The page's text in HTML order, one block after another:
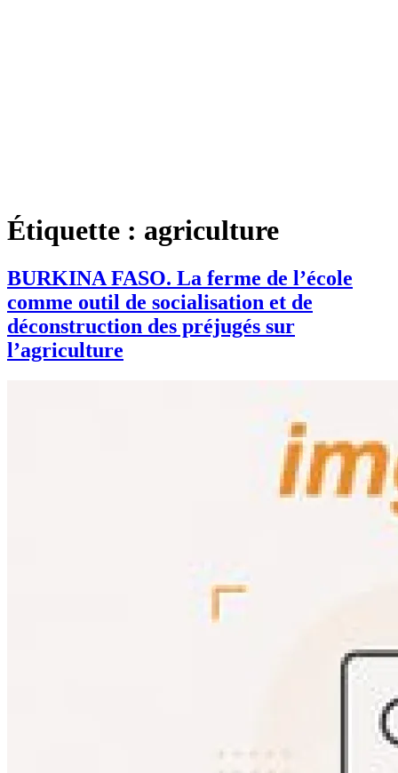
Étiquette : agriculture
BURKINA FASO. ‎La ferme de l’école
comme outil de socialisation et de
déconstruction des préjugés sur
l’agriculture